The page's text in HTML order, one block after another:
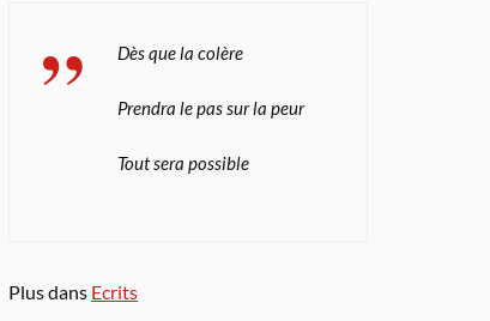
Dès que la colère
Prendra le pas sur la peur
Tout sera possible
Plus dans Ecrits